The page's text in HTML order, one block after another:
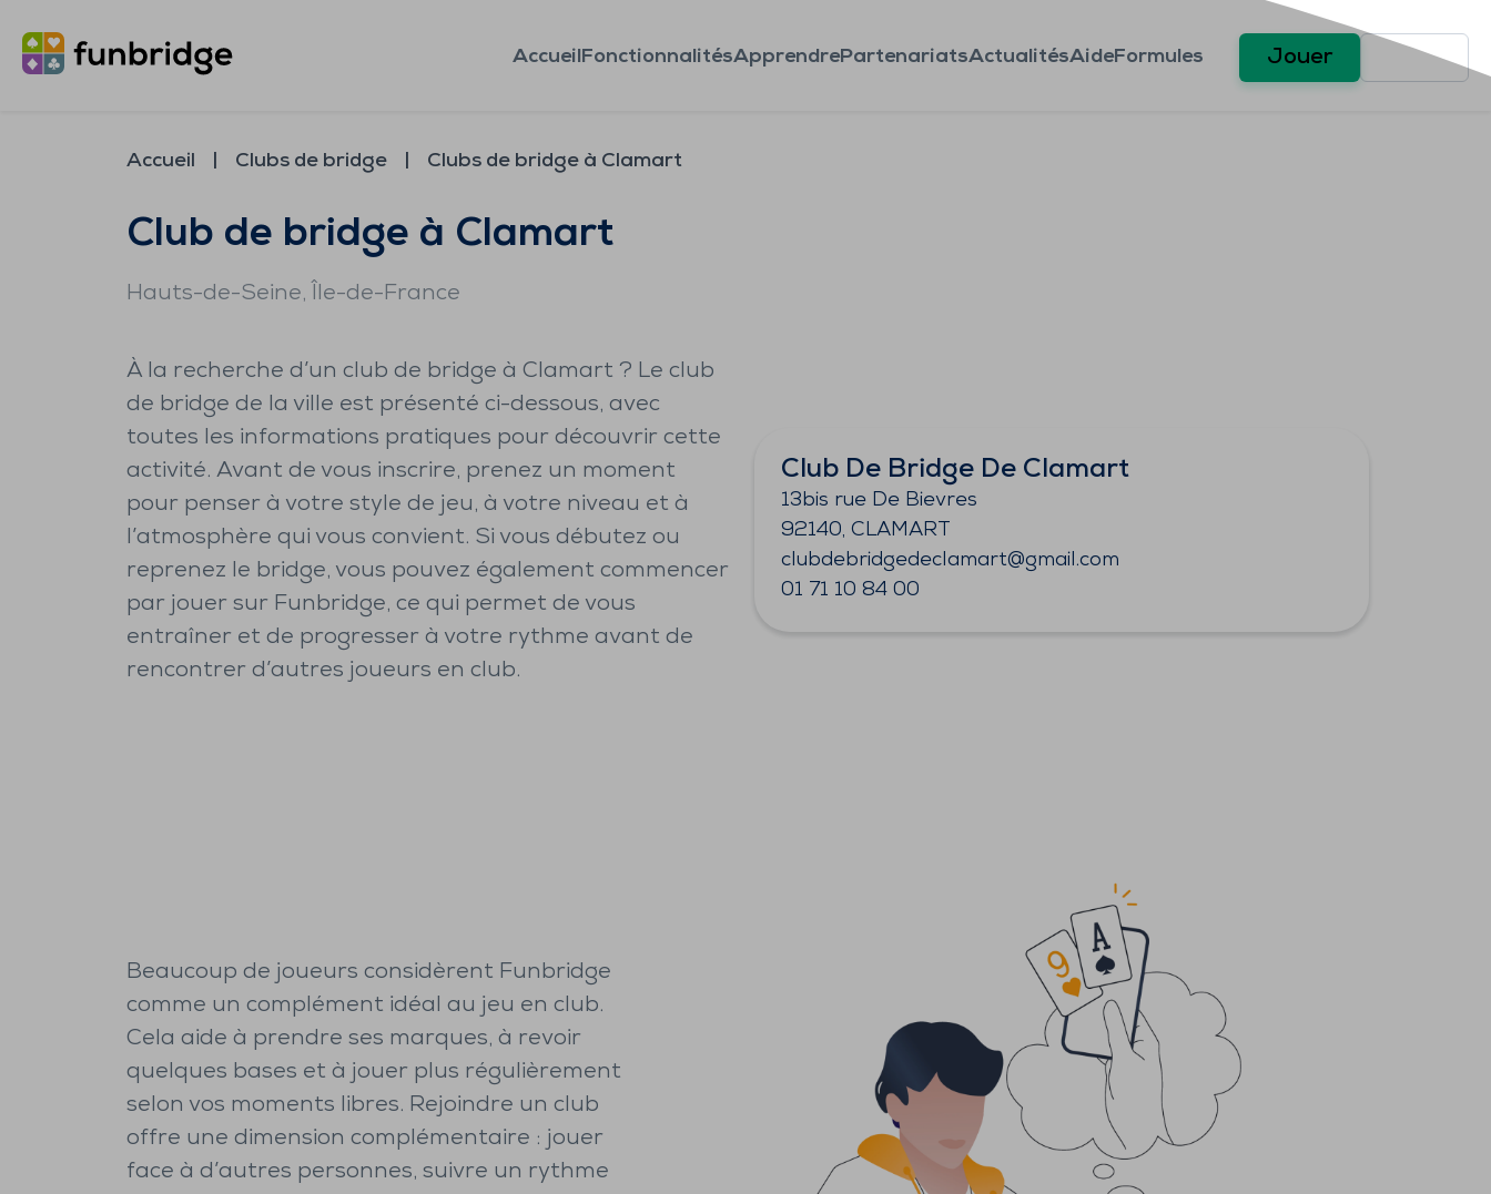
AccueilFonctionnalitésApprendrePartenariatsActualitésAideFormules Jouer
Accueil Clubs de bridge Clubs de bridge à Clamart
Club de bridge à Clamart
Hauts-de-Seine, Île-de-France
À la recherche d’un club de bridge à Clamart ? Le club
de bridge de la ville est présenté ci-dessous, avec
toutes les informations pratiques pour découvrir cette
activité. Avant de vous inscrire, prenez un moment
pour penser à votre style de jeu, à votre niveau et à
l’atmosphère qui vous convient. Si vous débutez ou
reprenez le bridge, vous pouvez également commencer
par jouer sur Funbridge, ce qui permet de vous
entraîner et de progresser à votre rythme avant de
rencontrer d’autres joueurs en club.
Club De Bridge De Clamart
13bis rue De Bievres
92140, CLAMART
clubdebridgedeclamart@gmail.com
01 71 10 84 00
Beaucoup de joueurs considèrent Funbridge
comme un complément idéal au jeu en club.
Cela aide à prendre ses marques, à revoir
quelques bases et à jouer plus régulièrement
selon vos moments libres. Rejoindre un club
offre une dimension complémentaire : jouer
face à d’autres personnes, suivre un rythme